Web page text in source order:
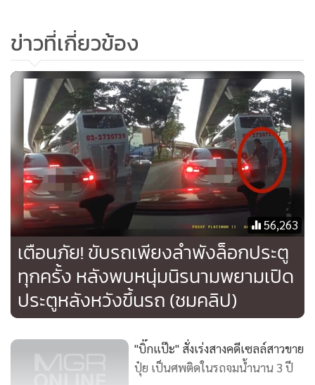
ส่วนเรื่องกล้องหน้ารถของผู้ตายซึ่งขณะนี้ได้ส่งไปตรวจสอบแล้ว
แต่ยังไม่ได้ผลกลับมา ต้องไปตรวจพิสูจน์ให้ลึกซึ้งอีกที
สำหรับเรื่องคดีเก่าจากปี 2559 นั้น ได้มีการทำสำนวนไว้แล้ว
และสอบสวนไว้หลายปาก โดยเป็นการทำงานร่วมกันระหว่าง
ตำรวจจังหวัดสระบุรี และทางกองปราบปราม ซึ่งทางกองปราบ
ได้เข้ามาสืบสวนสอบสวน และมีการตรวจค้นบ้าน และเก็บพยาน
หลักฐานไว้แล้ว ซึ่งขณะนี้สำนวนก็ยังอยู่ เราก็เอาสำนวนนั้นเป็น
แนวทางในการดำเนินคดีต่อได้ ขอให้ประชาชนมั่นใจได้ไม่มีใคร
มีอิทธิพลอยู่ในพื้นที่เหนือกฎหมายอย่างแน่นอน
ข่าวที่เกี่ยวข้อง
56,263
เตือนภัย! ขับรถเพียงลำพังล็อกประตู
ทุกครั้ง หลังพบหนุ่มนิรนามพยามเปิด
ประตูหลังหวังขึ้นรถ (ชมคลิป)
"บิ๊กแป๊ะ" สั่งเร่งสางคดีเซลล์สาวขาย
ปุ๋ย เป็นศพติดในรถจมน้ำนาน 3 ปี